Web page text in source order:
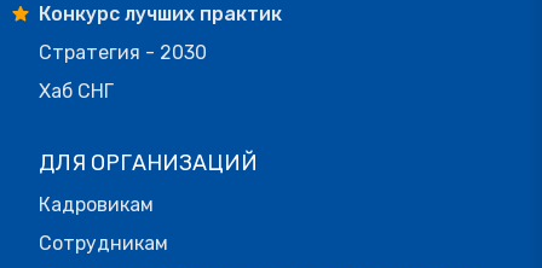
Конкурс лучших практик
Стратегия - 2030
Хаб СНГ
ДЛЯ ОРГАНИЗАЦИЙ
Кадровикам
Сотрудникам